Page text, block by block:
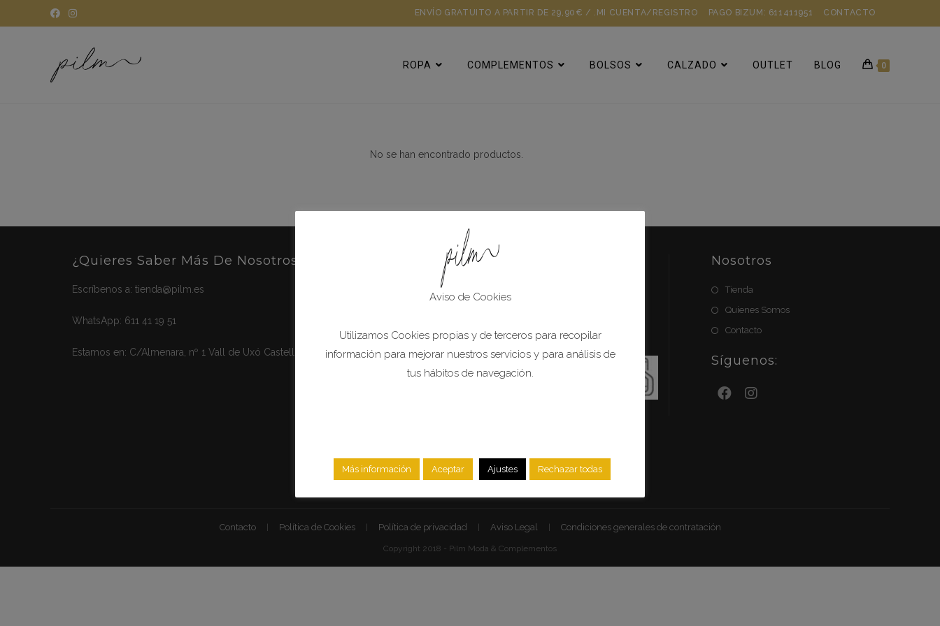
MI CUENTA/REGISTRO PAGO BIZUM: 611411951 CONTACTO
ENVÍO GRATUITO A PARTIR DE 29,90€ / .
ROPA COMPLEMENTOS BOLSOS CALZADO OUTLET BLOG 0
No se han encontrado productos.
¿Quieres Saber Más De Nosotros?
Escríbenos a:tienda@pilm.es
WhatsApp: 611 41 19 51
Estamos en: C/Almenara, nº 1 Vall de Uxó Castellón
Mi Cuenta
611411951
Nosotros
Tienda
Quienes Somos
Contacto
Síguenos:
Contacto Política de Cookies Política de privacidad Aviso Legal Condiciones generales de contratación
Copyright 2018 - Pilm Moda & Complementos
Aviso de Cookies
Utilizamos Cookies propias y de terceros para recopilar
información para mejorar nuestros servicios y para análisis de
tus hábitos de navegación.
Más información Aceptar Ajustes Rechazar todas